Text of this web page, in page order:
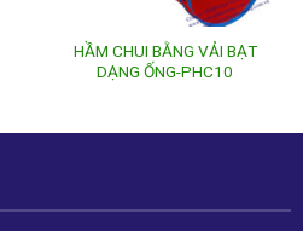
HẦM CHUI BẰNG VẢI BẠT
DẠNG ỐNG-PHC10